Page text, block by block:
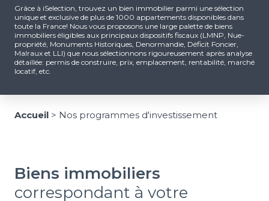
Grâce à iSelection, trouvez un bien immobilier parmi une sélection
unique et exclusive de plus de 1000 appartements disponibles dans
toute la France! Nous vous proposons une large palette de biens
immobiliers éligibles aux principaux dispositifs fiscaux (LMNP, Nue-
propriété, Monuments Historiques, Denormandie, Déficit Foncier,
Malraux et LLI) que nous sélectionnons rigoureusement après analyse
détaillée: permis de construire, prix, emplacement, rentabilité, marché
locatif, etc.
Accueil > Nos programmes d'investissement
Biens immobiliers
correspondant à votre